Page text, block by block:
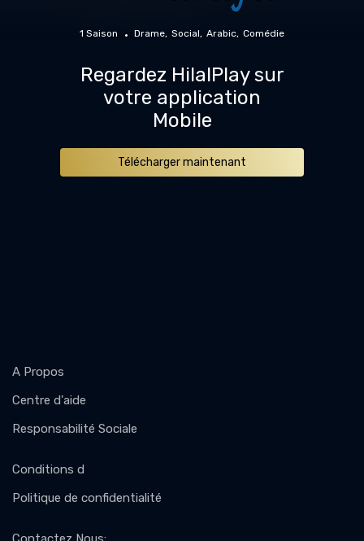
1 Saison Drame Social Arabic Comédie
Regardez HilalPlay sur
votre application
Mobile
Télécharger maintenant
A Propos
Centre d'aide
Responsabilité Sociale
Conditions d
Politique de confidentialité